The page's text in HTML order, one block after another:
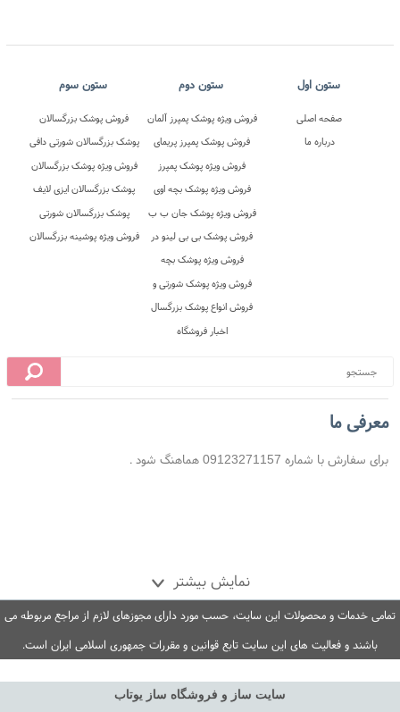
معرفی ما
برای سفارش با شماره 09123271157 هماهنگ شود .
نمایش بیشتر
تمامی خدمات و محصولات این سایت، حسب مورد دارای مجوزهای لازم از مراجع مربوطه می
باشند و فعالیت های این سایت تابع قوانین و مقررات جمهوری اسلامی ایران است.
سایت ساز و فروشگاه ساز یوتاب